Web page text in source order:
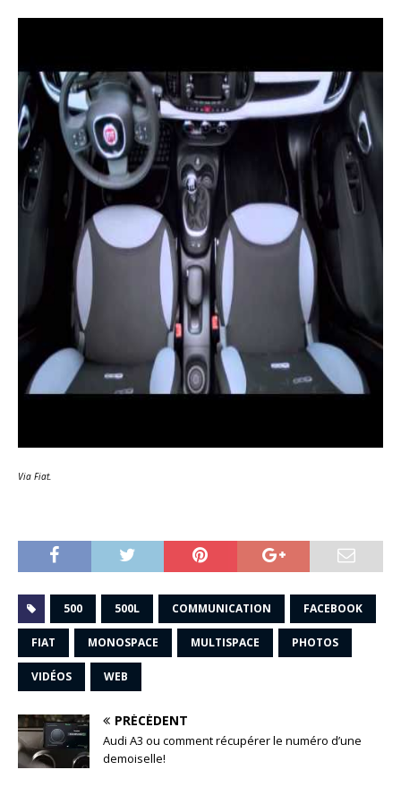
Via Fiat.
500 500L COMMUNICATION FACEBOOK
FIAT MONOSPACE MULTISPACE PHOTOS
VIDÉOS WEB
PRÉCÉDENT
Audi A3 ou comment récupérer le numéro d’une
demoiselle!